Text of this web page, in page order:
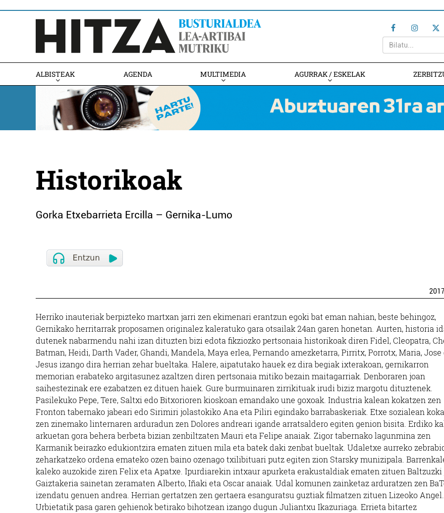
ALBISTEAK AGENDA MULTIMEDIA AGURRAK / ESKELAK
Historikoak
Gorka Etxebarrieta Ercilla – Gernika-Lumo
Herriko inauteriak berpizteko martxan jarri zen ekimenari erantzun egoki bat eman nahian, beste behingoz,
Gernikako herritarrak proposamen originalez kaleratuko gara otsailak 24an garen honetan. Aurten, historia
dutenek nabarmendu nahi izan dituzten bizi edota fikziozko pertsonaia historikoak diren Fidel, Cleopatra,
Batman, Heidi, Darth Vader, Ghandi, Mandela, Maya erlea, Pernando amezketarra, Pirritx, Porrotx, Maria, Jose
Jesus izango dira herrian zehar bueltaka. Halere, aipatutako hauek ez dira begiak ixterakoan, gernikarron
memorian erabateko argitasunez azaltzen diren pertsonaia mitiko bezain maitagarriak. Denboraren joan
saihestezinak ere ezabatzen ez dituen haiek. Gure burmuinaren zirrikituak irudi biziz margotu dituztenek.
Pasilekuko Pepe, Tere, Saltxi edo Bitxorioren kioskoan emandako une goxoak. Industria kalean kokatzen zen
Fronton tabernako jabeari edo Sirimiri jolastokiko Ana eta Piliri egindako barrabaskeriak. Etxe sozialean
zen zinemako linternaren arduradun zen Dolores andreari igande arratsaldero egiten genion bisita. Erdiko
arkuetan gora behera berbeta bizian zenbiltzaten Mauri eta Felipe anaiak. Zigor tabernako lagunmina zen
Karmanik beirazko edukiontzira ematen zituen mila eta batek daki zenbat bueltak. Udaletxe aurreko
zeharkatzeko ordena emateko ozen baino ozenago txilibituari putz egiten zion Starsky munizipala.
kaleko auzokide ziren Felix eta Apatxe. Ipurdiarekin intxaur apurketa erakustaldiak ematen zituen Baltzuzki
Gaiztakeria sainetan zeramaten Alberto, Iñaki eta Oscar anaiak. Udal komunen zainketaz arduratzen zen
izendatu genuen andrea. Herrian gertatzen zen gertaera esanguratsu guztiak filmatzen zituen Lizeoko Angel.
Urbietatik pasa garen gehienok betirako bihotzean izango dugun Juliantxu Ikazuriaga. Errieta bitartez